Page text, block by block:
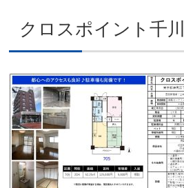
クロスポイント千